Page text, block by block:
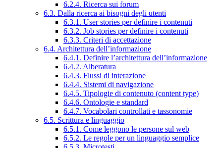
6.2.4. Ricerca sui forum
6.3. Dalla ricerca ai bisogni degli utenti
6.3.1. User stories per definire i contenuti
6.3.2. Job stories per definire i contenuti
6.3.3. Criteri di accettazione
6.4. Architettura dell’informazione
6.4.1. Definire l’architettura dell’informazione
6.4.2. Alberatura
6.4.3. Flussi di interazione
6.4.4. Sistemi di navigazione
6.4.5. Tipologie di contenuto (content type)
6.4.6. Ontologie e standard
6.4.7. Vocabolari controllati e tassonomie
6.5. Scrittura e linguaggio
6.5.1. Come leggono le persone sul web
6.5.2. Le regole per un linguaggio semplice